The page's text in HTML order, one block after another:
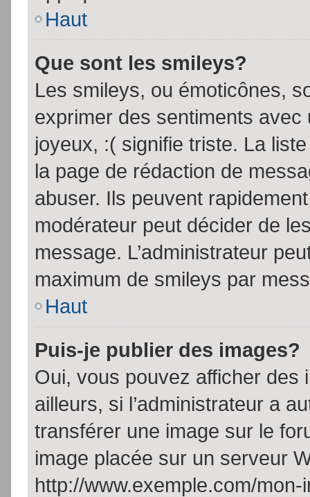
Haut
Que sont les smileys?
Les smileys, ou émoticônes,
exprimer des sentiments
joyeux, :( signifie triste. La
la page de rédaction de
abuser. Ils peuvent
modérateur peut décider de
message. L’administrateur
maximum de smileys par
Haut
Puis-je publier des images?
Oui, vous pouvez afficher
ailleurs, si l’administrateur a
transférer une image sur le
image placée sur un serveur
http://www.exemple.com/